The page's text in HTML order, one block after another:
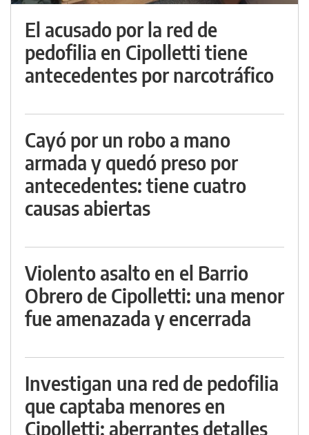
El acusado por la red de
pedofilia en Cipolletti tiene
antecedentes por narcotráfico
Cayó por un robo a mano
armada y quedó preso por
antecedentes: tiene cuatro
causas abiertas
Violento asalto en el Barrio
Obrero de Cipolletti: una menor
fue amenazada y encerrada
Investigan una red de pedofilia
que captaba menores en
Cipolletti: aberrantes detalles